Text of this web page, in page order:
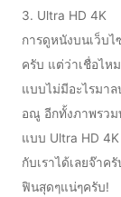
3. Ultra HD 4K
การดูหนังบนเว็บ
ครับ แต่ว่าเชื่อไห
แบบไม่มีอะไรมา
อณู อีกทั้งภาพรวม
แบบ Ultra HD
กับเราได้เลยจ๊าค
ฟินสุดๆแน่ๆครับ!